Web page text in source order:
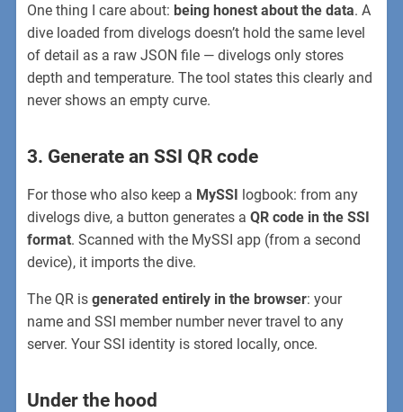
One thing I care about:being honest about the data. A
dive loaded from divelogs doesn’t hold the same level
of detail as a raw JSON file — divelogs only stores
depth and temperature. The tool states this clearly and
never shows an empty curve.
3. Generate an SSI QR code
For those who also keep a MySSI logbook: from any
divelogs dive, a button generates aQR code in the SSI
format. Scanned with the MySSI app (from a second
device), it imports the dive.
The QR isgenerated entirely in the browser: your
name and SSI member number never travel to any
server. Your SSI identity is stored locally, once.
Under the hood